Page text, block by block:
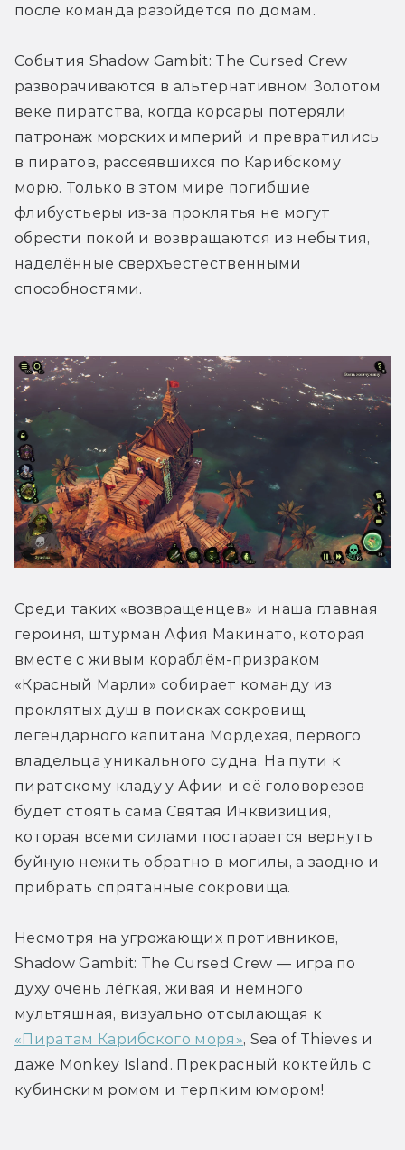
после команда разойдётся по домам.
События Shadow Gambit: The Cursed Crew
разворачиваются в альтернативном Золотом
веке пиратства, когда корсары потеряли
патронаж морских империй и превратились
в пиратов, рассеявшихся по Карибскому
морю. Только в этом мире погибшие
флибустьеры из-за проклятья не могут
обрести покой и возвращаются из небытия,
наделённые сверхъестественными
способностями.
Среди таких «возвращенцев» и наша главная
героиня, штурман Афия Макинато, которая
вместе с живым кораблём-призраком
«Красный Марли» собирает команду из
проклятых душ в поисках сокровищ
легендарного капитана Мордехая, первого
владельца уникального судна. На пути к
пиратскому кладу у Афии и её головорезов
будет стоять сама Святая Инквизиция,
которая всеми силами постарается вернуть
буйную нежить обратно в могилы, а заодно и
прибрать спрятанные сокровища.
Несмотря на угрожающих противников,
Shadow Gambit: The Cursed Crew — игра по
духу очень лёгкая, живая и немного
«Пиратам Карибского моря», Sea of Thieves и
даже Monkey Island. Прекрасный коктейль с
кубинским ромом и терпким юмором!